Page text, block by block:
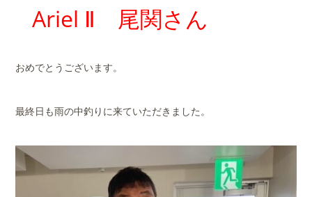
Ariel Ⅱ 尾関さん
おめでとうございます。
最終日も雨の中釣りに来ていただきました。